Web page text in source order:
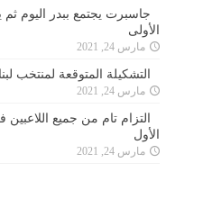
جاسبرت يجتمع ببدر اليوم ثم
الأولى
مارس 24, 2021
التشكيلة المتوقعة لمنتخب
مارس 24, 2021
التزام تام من جميع
الأول
مارس 24, 2021